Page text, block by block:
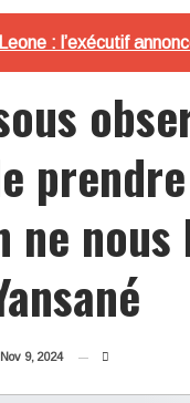
: l’exécutif
Nov 9, 2024